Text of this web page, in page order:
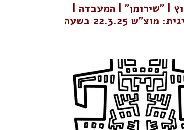
| "שירומן" | המעבדה |
פתיחה חגיגית: מוצ"ש 22.3.25 בשעה